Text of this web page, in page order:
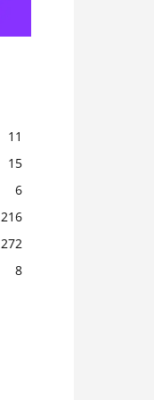
11
15
6
216
272
8